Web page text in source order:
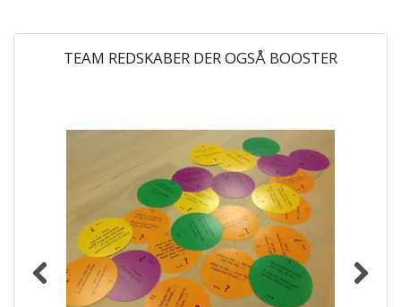
TEAM REDSKABER DER OGSÅ BOOSTER